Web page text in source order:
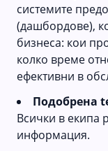
системите
(дашбордове),
бизнеса: кои
колко време
ефективни в
Подобрена
Всички в екипа
информация.